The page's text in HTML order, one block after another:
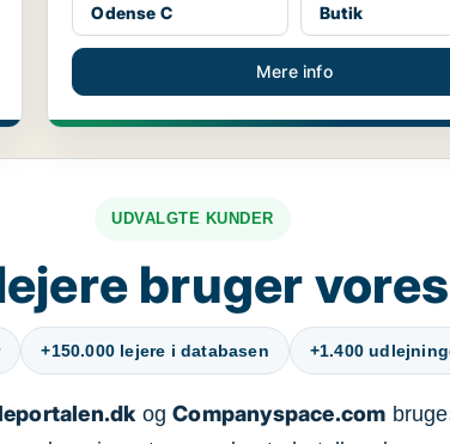
Odense C
Butik
Mere info
UDVALGTE KUNDER
bruger
+150.000 lejere i databasen +1.400
ogCompanyspace.com